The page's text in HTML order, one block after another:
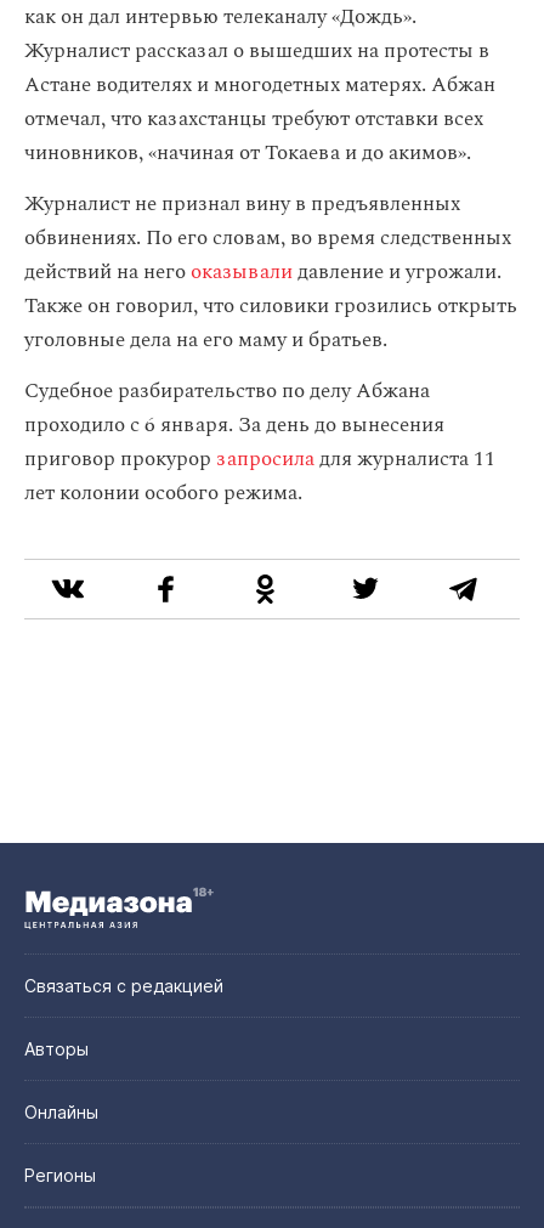
как он дал интервью телеканалу «Дождь».
Журналист рассказал о вышедших на протесты в
Астане водителях и многодетных матерях. Абжан
отмечал, что казахстанцы требуют отставки всех
чиновников, «начиная от Токаева и до акимов».
Журналист не признал вину в предъявленных
обвинениях. По его словам, во время следственных
действий на негооказывалидавление и угрожали.
Также он говорил, что силовики грозились открыть
уголовные дела на его маму и братьев.
Судебное разбирательство по делу Абжана
проходило с 6 января. За день до вынесения
приговор прокурор запросиладля журналиста 11
лет колонии особого режима.
Связаться с редакцией
Авторы
Онлайны
Регионы